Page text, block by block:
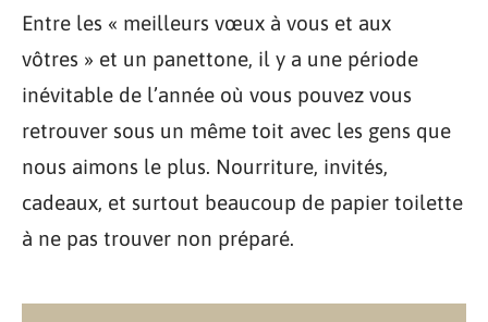
Entre les « meilleurs vœux à vous et aux
vôtres » et un panettone, il y a une période
inévitable de l’année où vous pouvez vous
retrouver sous un même toit avec les gens que
nous aimons le plus. Nourriture, invités,
cadeaux, et surtout beaucoup de papier toilette
à ne pas trouver non préparé.